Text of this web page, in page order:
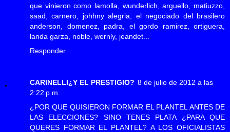
que vinieron como lamolla, wunderlich, arguello, matiuzzo,
saad, carnero, johhny alegria, el negociado del brasilero
anderson, domenez, padra, el gordo ramirez, ortiguera,
landa garza, noble, wernly, jeandet...
Responder
CARINELLI¿Y EL PRESTIGIO? 8 de julio de 2012 a las
2:22 p.m.
¿POR QUE QUISIERON FORMAR EL PLANTEL ANTES DE
LAS ELECCIONES? SINO TENES PLATA ¿PARA QUE
QUERES FORMAR EL PLANTEL? A LOS OFICIALISTAS